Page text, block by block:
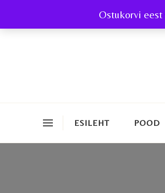
Ostukorvi
ESILEHT POOD